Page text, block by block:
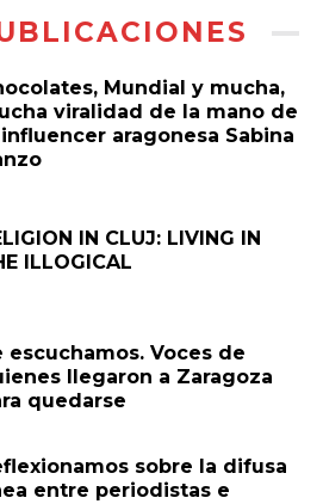
Mundial y mucha,
viralidad de la mano de
influencer aragonesa Sabina
IN CLUJ: LIVING IN
ILLOGICAL
escuchamos. Voces de
llegaron a Zaragoza
quedarse
sobre la difusa
entre periodistas e